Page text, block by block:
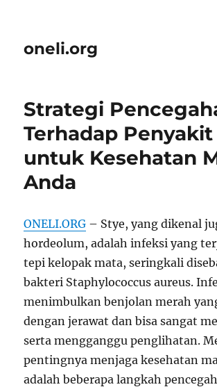
oneli.org
Strategi
Terhadap
untuk Kesehatan
Anda
ONELI.ORG – Stye, yang dikenal
hordeolum, adalah infeksi yang
tepi kelopak mata, seringkali
bakteri Staphylococcus aureus.
menimbulkan benjolan merah
dengan jerawat dan bisa sangat
serta mengganggu penglihatan.
pentingnya menjaga kesehatan
adalah beberapa langkah